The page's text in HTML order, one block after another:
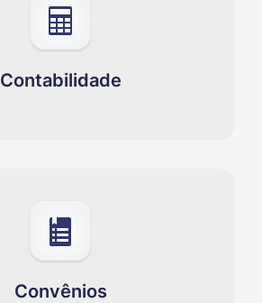
Contabilidade
Convênios